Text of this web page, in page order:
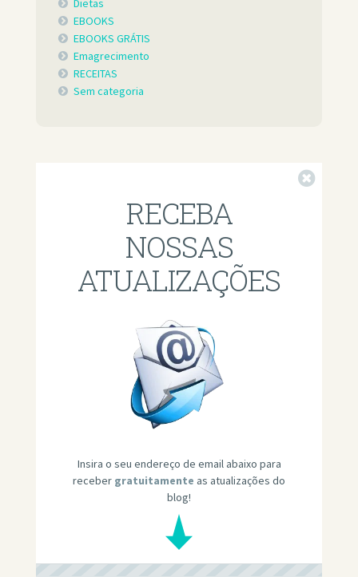
Dietas
EBOOKS
EBOOKS GRÁTIS
Emagrecimento
RECEITAS
Sem categoria
RECEBA
NOSSAS
ATUALIZAÇÕES
Insira o seu endereço de email abaixo para
receber gratuitamente as atualizações do
blog!